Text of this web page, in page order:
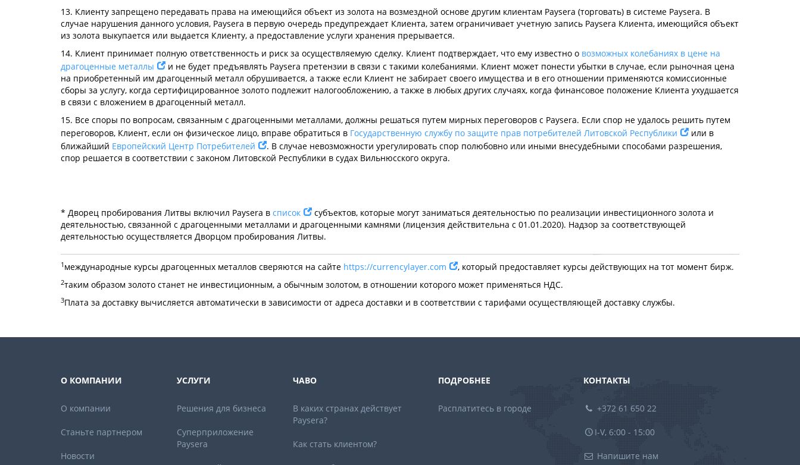
13. Клиенту запрещено передавать права на имеющийся объект из золота на возмездной основе другим клиентам Paysera (торговать) в системе Paysera. В
случае нарушения данного условия, Paysera в первую очередь предупреждает Клиента, затем ограничивает учетную запись Paysera Клиента, имеющийся объект
из золота выкупается или выдается Клиенту, а предоставление услуги хранения прерывается.
14. Клиент принимает полную ответственность и риск за осуществляемую сделку. Клиент подтверждает, что ему известно о возможных колебаниях в цене на
драгоценные металлы
и не будет предъявлять Paysera претензии в связи с такими колебаниями. Клиент может понести убытки в случае, если рыночная цена
на приобретенный им драгоценный металл обрушивается, а также если Клиент не забирает своего имущества и в его отношении применяются комиссионные
сборы за услугу, когда сертифицированное золото подлежит налогообложению, а также в любых других случаях, когда финансовое положение Клиента ухудшается
в связи с вложением в драгоценный металл.
15. Все споры по вопросам, связанным с драгоценными металлами, должны решаться путем мирных переговоров с Paysera. Если спор не удалось решить путем
переговоров, Клиент, если он физическое лицо, вправе обратиться в Государственную службу по защите прав потребителей Литовской Республики
или в
ближайший Европейский Центр Потребителей
. В случае невозможности урегулировать спор полюбовно или иными внесудебными способами разрешения,
спор решается в соответствии с законом Литовской Республики в судах Вильнюсского округа.
* Дворец пробирования Литвы включил Paysera в список
субъектов, которые могут заниматься деятельностью по реализации инвестиционного золота и
деятельностью, связанной с драгоценными металлами и драгоценными камнями (лицензия действительна с 01.01.2020). Надзор за соответствующей
деятельностью осуществляется Дворцом пробирования Литвы.
1 международные курсы драгоценных металлов сверяются на сайте https://currencylayer.com , который предоставляет курсы действующих на тот момент бирж.
2таким образом золото станет не инвестиционным, а обычным золотом, в отношении которого может применяться НДС.
3Плата за доставку вычисляется автоматически в зависимости от адреса доставки и в соответствии с тарифами осуществляющей доставку службы.
О КОМПАНИИ
О компании
Станьте партнером
Новости
УСЛУГИ
Решения для бизнеса
Суперприложение
Paysera
ЧАВО
В каких странах действует
Paysera?
Как стать клиентом?
ПОДРОБНЕЕ
Расплатитесь в городе
КОНТАКТЫ
+372 61 650 22
I-V, 6:00 - 15:00
Напишите нам